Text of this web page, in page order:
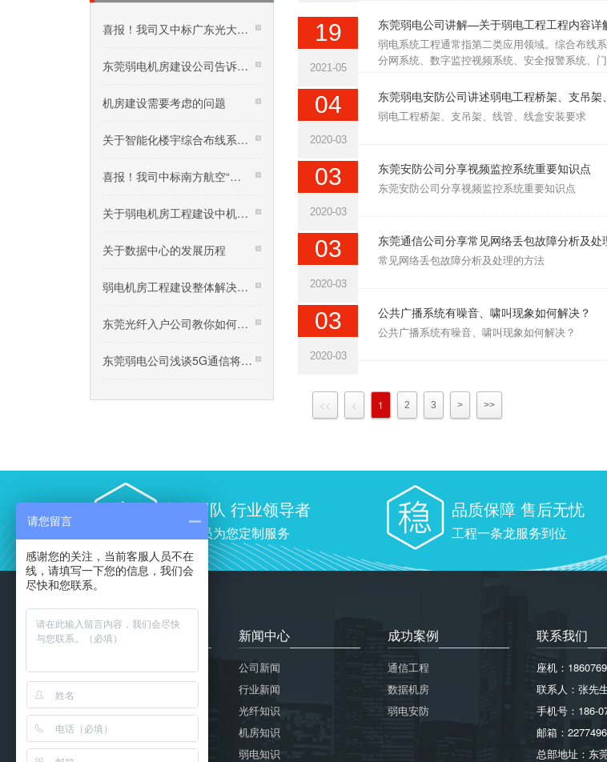
19
2021-05
东莞弱电公司讲解—关于弱电工程工程内容详
弱电系统工程​通常指第二类应用领域。综合布线
分网系统、数字监控视频系统、安全报警系统、
04
2020-03
东莞弱电安防公司讲述弱电工程桥架、支吊
弱电工程桥架、支吊架、线管、线盒安装要求
03
2020-03
东莞安防公司分享视频监控系统重要知识点
东莞安防公司分享视频监控系统重要知识点
03
2020-03
东莞通信公司分享常见网络丢包故障分析及处
常见网络丢包故障分析及处理的方法
03
2020-03
公共广播系统有噪音、啸叫现象如何解决？
公共广播系统有噪音、啸叫现象如何解决？
<< < 1 2 3 > >>
喜报！我司又中标广东光大…
东莞弱电机房建设公司告诉…
机房建设需要考虑的问题
关于智能化楼宇综合布线系…
喜报！我司中标南方航空“…
关于弱电机房工程建设中机…
关于数据中心的发展历程
弱电机房工程建设整体解决…
东莞光纤入户公司教你如何…
东莞弱电公司浅谈5G通信将…
专业团队 行业领导者
专业人员为您定制服务
品质保障 售后无忧
工程一条龙服务到位
关于我们
发展历程
资质荣誉
组织机构
新闻中心
公司新闻
行业新闻
光纤知识
机房知识
弱电知识
成功案例
通信工程
数据机房
弱电安防
联系我们
座机：
联系人：张先
手机号：186-
邮箱：
总部地址：东
请您留言
感谢您的关注，当前客服人员不在
线，请填写一下您的信息，我们会
尽快和您联系。